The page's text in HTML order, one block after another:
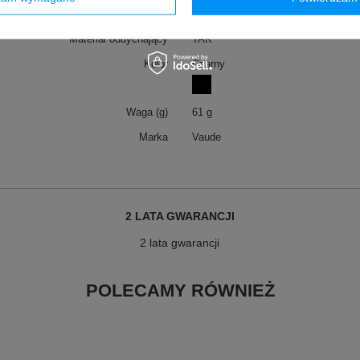
Materiał szybkoschnący TAK
Materiał oddychający TAK
Kolor Czarny
Waga (g) 61 g
Marka Vaude
2 LATA GWARANCJI
2 lata gwarancji
POLECAMY RÓWNIEŻ